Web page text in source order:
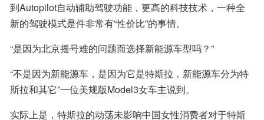
到Autopilot自动辅助驾驶功能，更高的科技技术，一种全
新的驾驶模式是件非常有“性价比”的事情。
“是因为北京摇号难的问题而选择新能源车型吗？”
“不是因为新能源车，是因为它是特斯拉，新能源车分为特
斯拉和其它”一位美规版Model3女车主说到。
实际上是，特斯拉的动荡未影响中国女性消费者对于特斯